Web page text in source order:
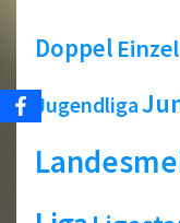
Doppel Einzel
Jugendliga